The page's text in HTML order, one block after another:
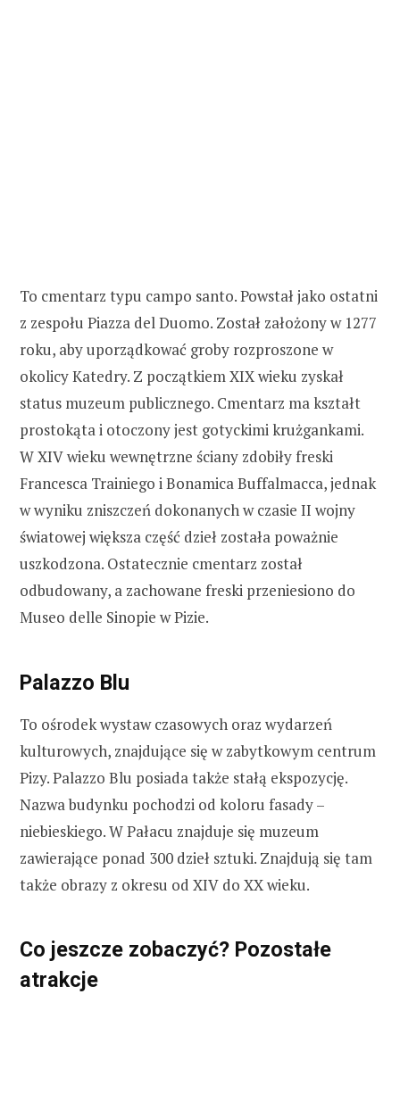
To cmentarz typu campo santo. Powstał jako ostatni
z zespołu Piazza del Duomo. Został założony w 1277
roku, aby uporządkować groby rozproszone w
okolicy Katedry. Z początkiem XIX wieku zyskał
status muzeum publicznego. Cmentarz ma kształt
prostokąta i otoczony jest gotyckimi krużgankami.
W XIV wieku wewnętrzne ściany zdobiły freski
Francesca Trainiego i Bonamica Buffalmacca, jednak
w wyniku zniszczeń dokonanych w czasie II wojny
światowej większa część dzieł została poważnie
uszkodzona. Ostatecznie cmentarz został
odbudowany, a zachowane freski przeniesiono do
Museo delle Sinopie w Pizie.
Palazzo Blu
To ośrodek wystaw czasowych oraz wydarzeń
kulturowych, znajdujące się w zabytkowym centrum
Pizy. Palazzo Blu posiada także stałą ekspozycję.
Nazwa budynku pochodzi od koloru fasady –
niebieskiego. W Pałacu znajduje się muzeum
zawierające ponad 300 dzieł sztuki. Znajdują się tam
także obrazy z okresu od XIV do XX wieku.
Co jeszcze zobaczyć? Pozostałe
atrakcje